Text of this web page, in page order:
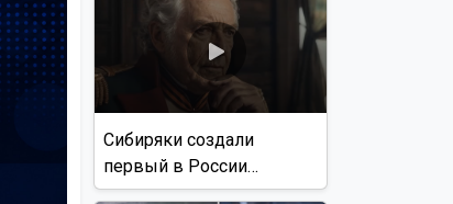
Сибиряки создали
первый в России
документальный фильм